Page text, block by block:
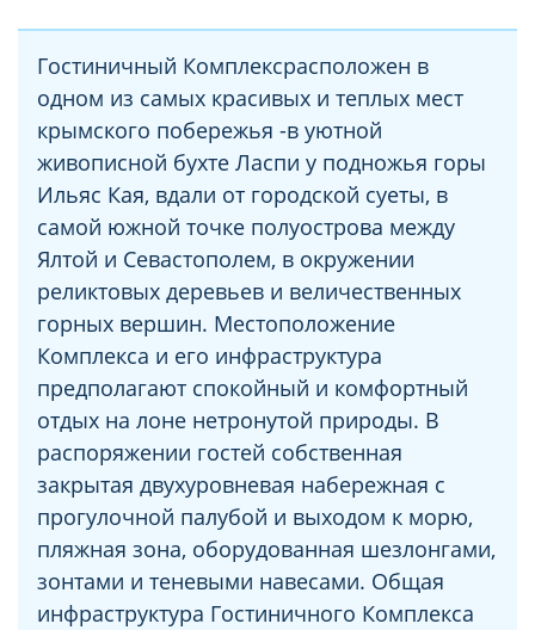
Гостиничный Комплексрасположен в
одном из самых красивых и теплых мест
крымского побережья -в уютной
живописной бухте Ласпи у подножья горы
Ильяс Кая, вдали от городской суеты, в
самой южной точке полуострова между
Ялтой и Севастополем, в окружении
реликтовых деревьев и величественных
горных вершин. Местоположение
Комплекса и его инфраструктура
предполагают спокойный и комфортный
отдых на лоне нетронутой природы. В
распоряжении гостей собственная
закрытая двухуровневая набережная с
прогулочной палубой и выходом к морю,
пляжная зона, оборудованная шезлонгами,
зонтами и теневыми навесами. Общая
инфраструктура Гостиничного Комплекса